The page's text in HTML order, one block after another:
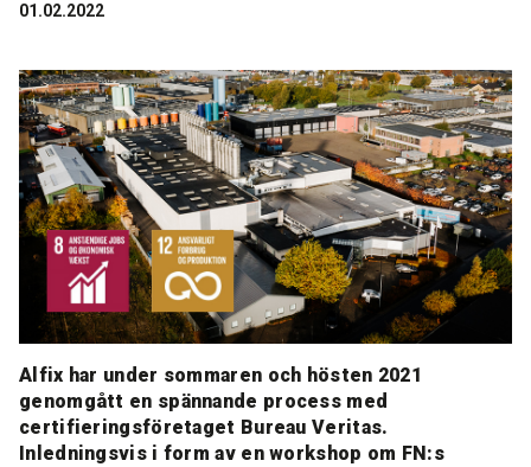
Binder / Primer
Fogmassor
Rengöring och skötsel
Putsbruk och målarfärg
Stegljudsmembran
Downloads
Hållbar miljö
Referencer
Kurs för proffs
Historik
Downloads
KONTAKT
Medarbetare
Tekniska frågor
Återförsäljare
SE
DK
NO
EN
01.02.2022
Alfix har under sommaren och hösten 2021
genomgått en spännande process med
certifieringsföretaget Bureau Veritas.
Inledningsvis i form av en workshop om FN:s